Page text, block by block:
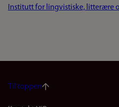
Institutt for lingvistiske, litterære
Til toppen